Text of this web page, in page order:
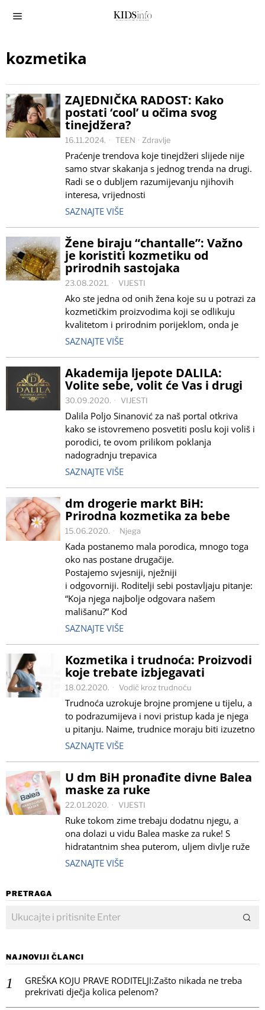
kozmetika
ZAJEDNIČKA RADOST: Kako
postati ‘cool’ u očima svog
tinejdžera?
16.11.2024. TEEN · Zdravlje
Praćenje trendova koje tinejdžeri slijede nije
samo stvar skakanja s jednog trenda na drugi.
Radi se o dubljem razumijevanju njihovih
interesa, vrijednosti
SAZNAJTE VIŠE
Žene biraju “chantalle”: Važno
je koristiti kozmetiku od
prirodnih sastojaka
23.08.2021. VIJESTI
Ako ste jedna od onih žena koje su u potrazi za
kozmetičkim proizvodima koji se odlikuju
kvalitetom i prirodnim porijeklom, onda je
SAZNAJTE VIŠE
Akademija ljepote DALILA:
Volite sebe, volit će Vas i drugi
30.09.2020. VIJESTI
Dalila Poljo Sinanović za naš portal otkriva
kako se istovremeno posvetiti poslu koji voliš i
porodici, te ovom prilikom poklanja
nadogradnju trepavica
SAZNAJTE VIŠE
dm drogerie markt BiH:
Prirodna kozmetika za bebe
15.06.2020. Njega
Kada postanemo mala porodica, mnogo toga
oko nas postane drugačije.
Postajemo svjesniji, nježniji
i odgovorniji. Roditelji sebi postavljaju pitanje:
“Koja njega najbolje odgovara našem
mališanu?” Kod
SAZNAJTE VIŠE
Kozmetika i trudnoća: Proizvodi
koje trebate izbjegavati
18.02.2020. Vodič kroz trudnoću
Trudnoća uzrokuje brojne promjene u tijelu, a
to podrazumijeva i novi pristup kada je njega
u pitanju. Naime, trudnice moraju biti izuzetno
SAZNAJTE VIŠE
U dm BiH pronađite divne Balea
maske za ruke
22.01.2020. VIJESTI
Ruke tokom zime trebaju dodatnu njegu, a
ona dolazi u vidu Balea maske za ruke! S
hidratantnim shea puterom, uljem divlje ruže
SAZNAJTE VIŠE
PRETRAGA
NAJNOVIJI ČLANCI
GREŠKA KOJU PRAVE RODITELJI:Zašto nikada ne treba
prekrivati dječja kolica pelenom?